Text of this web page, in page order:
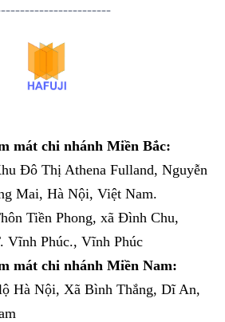
mát chi nhánh Miền Bắc:
Đô Thị Athena Fulland, Nguyễn
Mai, Hà Nội, Việt Nam.
Tiền Phong, xã Đình Chu,
Vĩnh Phúc., Vĩnh Phúc
mát chi nhánh Miền Nam:
Hà Nội, Xã Bình Thắng, Dĩ An,